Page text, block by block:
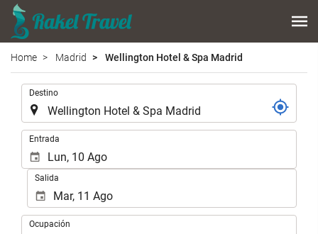
Home Madrid Wellington Hotel & Spa Madrid
Destino
Entrada
Salida
Ocupación
Ocupación